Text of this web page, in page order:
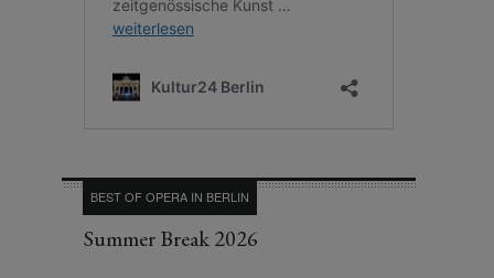
BEST OF OPERA IN BERLIN
Summer Break 2026